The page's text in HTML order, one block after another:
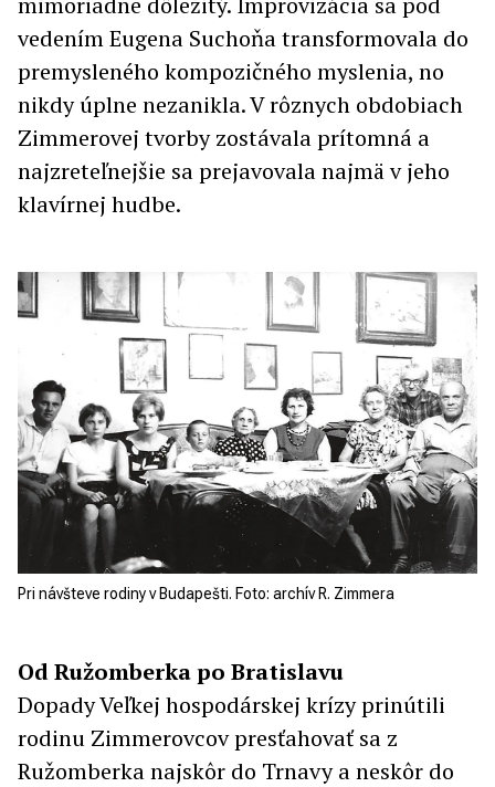
vedením Eugena Suchoňa transformovala do
premysleného kompozičného myslenia, no
nikdy úplne nezanikla. V rôznych obdobiach
Zimmerovej tvorby zostávala prítomná a
najzreteľnejšie sa prejavovala najmä v jeho
klavírnej hudbe.
Pri návšteve rodiny v Budapešti. Foto: archív R. Zimmera
Od Ružomberka po Bratislavu
Dopady Veľkej hospodárskej krízy prinútili
rodinu Zimmerovcov presťahovať sa z
Ružomberka najskôr do Trnavy a neskôr do